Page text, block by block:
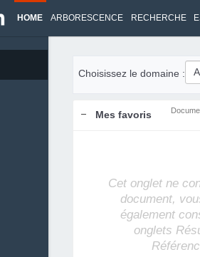
HOME ARBORESCENCE RECHERCHE
Choisissez le domaine :
Mes favoris
Cet onglet ne
document,
également
onglets